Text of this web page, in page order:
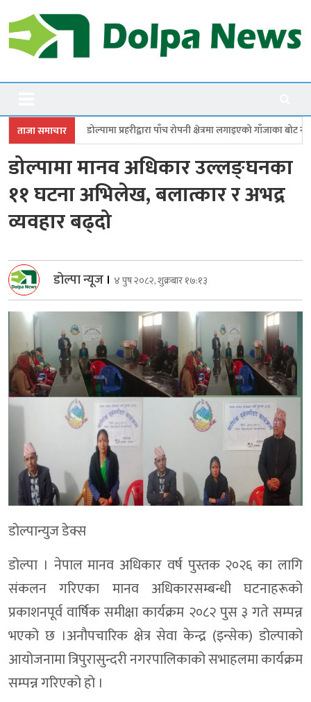
to
content
Dolpanews
ताजा समाचार
प्रहरीद्वारा पाँच रोपनी क्षेत्रमा लगाइएको गाँजाका बोट नष्ट जगदुल्लामा
डोल्पामा मानव अधिकार उल्लङ्घनका
११ घटना अभिलेख, बलात्कार र अभद्र
व्यवहार बढ्दो
डोल्पा न्यूज । ४ पुष २०८२, शुक्रबार १७:१३
डाेल्पान्युज डेक्स
डोल्पा । नेपाल मानव अधिकार वर्ष पुस्तक २०२६ का लागि
संकलन गरिएका मानव अधिकारसम्बन्धी घटनाहरूको
प्रकाशनपूर्व वार्षिक समीक्षा कार्यक्रम २०८२ पुस ३ गते सम्पन्न
भएको छ ।अनौपचारिक क्षेत्र सेवा केन्द्र (इन्सेक) डोल्पाको
आयोजनामा त्रिपुरासुन्दरी नगरपालिकाको सभाहलमा कार्यक्रम
सम्पन्न गरिएको हो ।